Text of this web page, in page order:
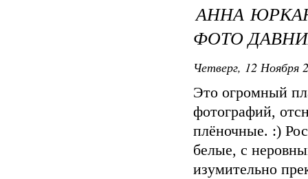
АННА
ФОТО
Четверг, 12 Ноября
Это огромный
фотографий,
плёночные. :)
белые, с
изумительно